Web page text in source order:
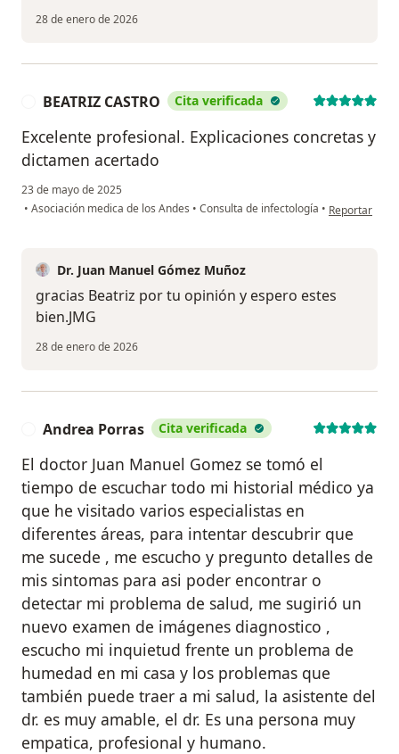
28 de enero de 2026
BEATRIZ CASTRO Cita verificada
Excelente profesional. Explicaciones concretas y
dictamen acertado
23 de mayo de 2025
• Asociación medica de los Andes • Consulta de infectología • en opinión del
Reportar
Dr. Juan Manuel Gómez Muñoz
gracias Beatriz por tu opinión y espero estes
bien.JMG
28 de enero de 2026
Andrea Porras Cita verificada
El doctor Juan Manuel Gomez se tomó el
tiempo de escuchar todo mi historial médico ya
que he visitado varios especialistas en
diferentes áreas, para intentar descubrir que
me sucede , me escucho y pregunto detalles de
mis sintomas para asi poder encontrar o
detectar mi problema de salud, me sugirió un
nuevo examen de imágenes diagnostico ,
escucho mi inquietud frente un problema de
humedad en mi casa y los problemas que
también puede traer a mi salud, la asistente del
dr. es muy amable, el dr. Es una persona muy
empatica, profesional y humano.